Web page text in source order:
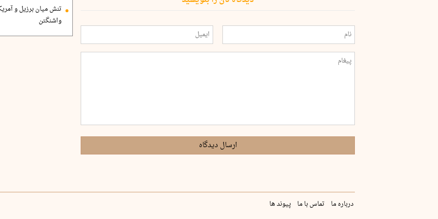
ارسال دیدگاه
تنش میان برزیل و
واشنگتن
درباره ما تماس با ما پیوند ها